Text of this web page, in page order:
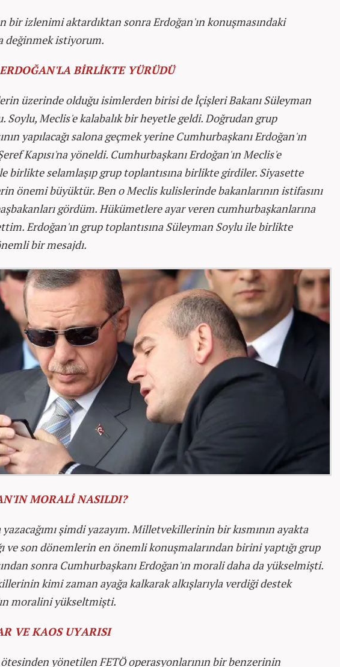
bir izlenimi aktardıktan sonra Erdoğan'ın konuşmasındaki
değinmek istiyorum.
BİRLİKTE YÜRÜDÜ
üzerinde olduğu isimlerden birisi de İçişleri Bakanı Süleyman
Soylu, Meclis'e kalabalık bir heyetle geldi. Doğrudan grup
yapılacağı salona geçmek yerine Cumhurbaşkanı Erdoğan'ın
Kapısı'na yöneldi. Cumhurbaşkanı Erdoğan'ın Meclis'e
birlikte selamlaşıp grup toplantısına birlikte girdiler. Siyasette
önemi büyüktür. Ben o Meclis kulislerinde bakanlarının istifasını
gördüm. Hükümetlere ayar veren cumhurbaşkanlarına
Erdoğan'ın grup toplantısına Süleyman Soylu ile birlikte
bir mesajdı.
MORALİ NASILDI?
yazacağımı şimdi yazayım. Milletvekillerinin bir kısmının ayakta
ve son dönemlerin en önemli konuşmalarından birini yaptığı grup
sonra Cumhurbaşkanı Erdoğan'ın morali daha da yükselmişti.
kimi zaman ayağa kalkarak alkışlarıyla verdiği destek
moralini yükseltmişti.
VE KAOS UYARISI
yönetilen FETÖ operasyonlarının bir benzerinin